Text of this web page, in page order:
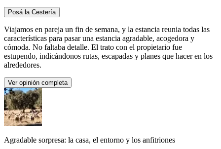
Posá la Cestería
Viajamos en pareja un fin de semana, y la estancia reunia todas las
características para pasar una estancia agradable, acogedora y
cómoda. No faltaba detalle. El trato con el propietario fue
estupendo, indicándonos rutas, escapadas y planes que hacer en los
alrededores.
Ver opinión completa
Agradable sorpresa: la casa, el entorno y los anfitriones